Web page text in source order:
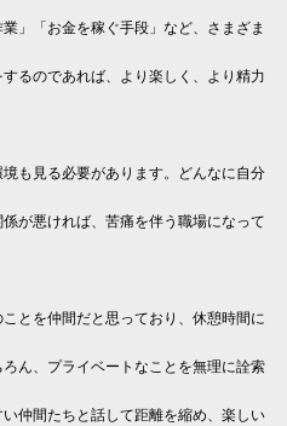
」「お金を稼ぐ手段」など、さまざま
るのであれば、より楽しく、より精力
も見る必要があります。どんなに自分
が悪ければ、苦痛を伴う職場になって
とを仲間だと思っており、休憩時間に
ん、プライベートなことを無理に詮索
仲間たちと話して距離を縮め、楽しい